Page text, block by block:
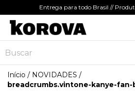
Entrega para todo Brasil //
Início / NOVIDADES /
breadcrumbs.vintone-kanye-fan-